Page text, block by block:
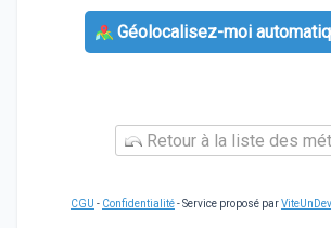
Géolocalisez-moi
Retour à la liste des
CGU - Confidentialité- Service proposé par